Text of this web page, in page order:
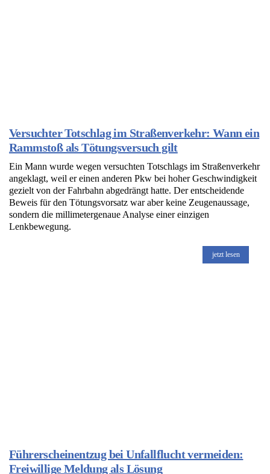
Versuchter Totschlag im Straßenverkehr: Wann ein
Rammstoß als Tötungsversuch gilt
Ein Mann wurde wegen versuchten Totschlags im Straßenverkehr
angeklagt, weil er einen anderen Pkw bei hoher Geschwindigkeit
gezielt von der Fahrbahn abgedrängt hatte. Der entscheidende
Beweis für den Tötungsvorsatz war aber keine Zeugenaussage,
sondern die millimetergenaue Analyse einer einzigen
Lenkbewegung.
jetzt lesen
Führerscheinentzug bei Unfallflucht vermeiden:
Freiwillige Meldung als Lösung